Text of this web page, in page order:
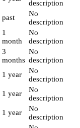
description
past
No
description
1
month
No
description
3
months
No
description
1 year
No
description
1 year
No
description
1 year
No
description